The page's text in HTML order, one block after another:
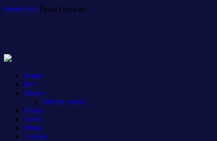
HomeAkceFiesta Open air
Home
Bio
Shows
Private events
Music
Video
Photo
Contact